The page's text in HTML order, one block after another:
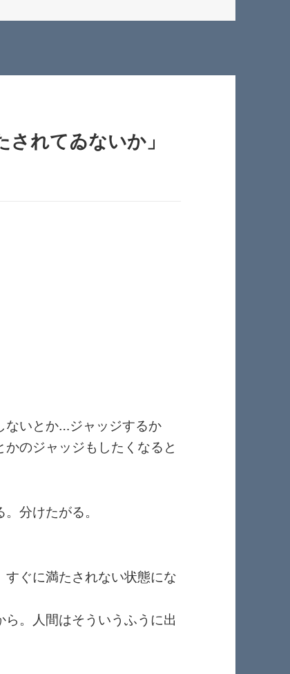
されてゐないか」
ないとか…ジャッジするか
のジャッジもしたくなると
分けたがる。
ぐに満たされない状態にな
。人間はそういうふうに出